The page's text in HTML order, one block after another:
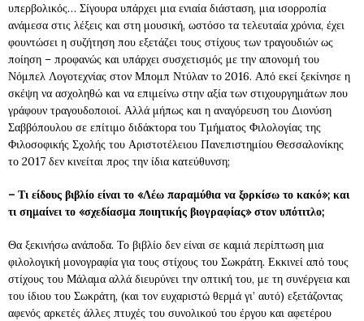
υπερβολικός… Σίγουρα υπάρχει μια ενιαία διάσταση, μια ισορροπία
ανάμεσα στις λέξεις και στη μουσική, ωστόσο τα τελευταία χρόνια, έχει
φουντώσει η συζήτηση που εξετάζει τους στίχους των τραγουδιών ως
ποίηση – προφανώς και υπάρχει συσχετισμός με την απονομή του
Νόμπελ Λογοτεχνίας στον Μπομπ Ντύλαν το 2016. Από εκεί ξεκίνησε η
σκέψη να ασχοληθώ και να επιμείνω στην αξία των στιχουργημάτων που
γράφουν τραγουδοποιοί. Αλλά μήπως και η αναγόρευση του Διονύση
Σαββόπουλου σε επίτιμο διδάκτορα του Τμήματος Φιλολογίας της
Φιλοσοφικής Σχολής του Αριστοτέλειου Πανεπιστημίου Θεσσαλονίκης
το 2017 δεν κινείται προς την ίδια κατεύθυνση;
– Τι είδους βιβλίο είναι το «Λέω παραμύθια να ξορκίσω το κακό»; και
τι σημαίνει το «σχεδίασμα ποιητικής βιογραφίας» στον υπότιτλο;
Θα ξεκινήσω ανάποδα. Το βιβλίο δεν είναι σε καμιά περίπτωση μια
φιλολογική μονογραφία για τους στίχους του Σωκράτη. Εκκινεί από τους
στίχους του Μάλαμα αλλά διευρύνει την οπτική του, με τη συνέργεια και
του ίδιου του Σωκράτη, (και τον ευχαριστώ θερμά γι’ αυτό) εξετάζοντας
αφενός αρκετές άλλες πτυχές του συνολικού του έργου και αφετέρου